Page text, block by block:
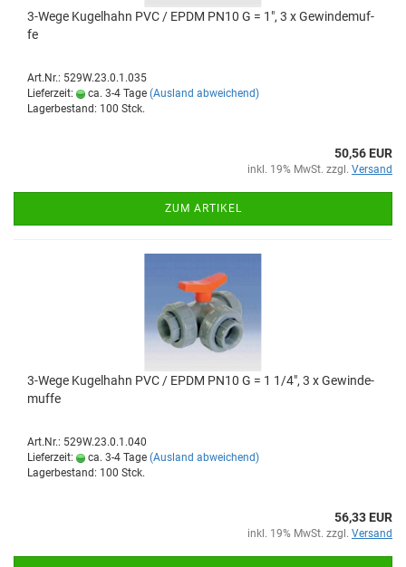
3-​Wege Ku­gel­hahn PVC / EPDM PN10 G = 1", 3 x Ge­win­de­muf­
fe
Art.Nr.: 529W.23.0.1.035
Lieferzeit:
ca. 3-4 Tage (Ausland abweichend)
Lagerbestand: 100 Stck.
50,56 EUR
inkl. 19% MwSt. zzgl. Versand
ZUM ARTIKEL
3-​Wege Ku­gel­hahn PVC / EPDM PN10 G = 1 1/4", 3 x Ge­win­de­
muf­fe
Art.Nr.: 529W.23.0.1.040
Lieferzeit:
ca. 3-4 Tage (Ausland abweichend)
Lagerbestand: 100 Stck.
56,33 EUR
inkl. 19% MwSt. zzgl. Versand